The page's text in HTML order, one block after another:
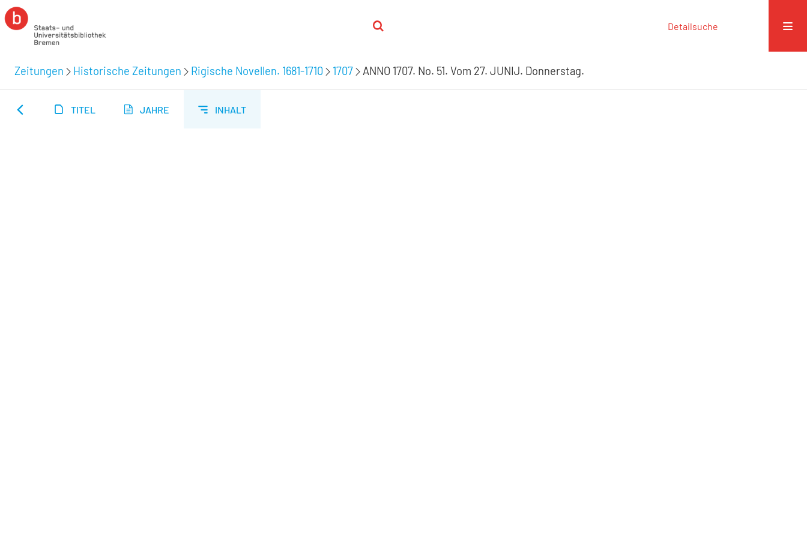
Detailsuche
Zeitungen Historische Zeitungen Rigische Novellen. 1681-1710 1707 ANNO 1707. No. 51. Vom 27. JUNIJ. Donnerstag.
TITEL JAHRE INHALT